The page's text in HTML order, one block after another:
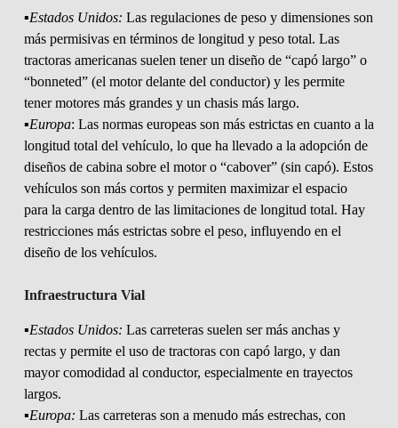
▪️Estados Unidos: Las regulaciones de peso y dimensiones son
más permisivas en términos de longitud y peso total. Las
tractoras americanas suelen tener un diseño de “capó largo” o
“bonneted” (el motor delante del conductor) y les permite
tener motores más grandes y un chasis más largo.
▪️Europa: Las normas europeas son más estrictas en cuanto a la
longitud total del vehículo, lo que ha llevado a la adopción de
diseños de cabina sobre el motor o “cabover” (sin capó). Estos
vehículos son más cortos y permiten maximizar el espacio
para la carga dentro de las limitaciones de longitud total. Hay
restricciones más estrictas sobre el peso, influyendo en el
diseño de los vehículos.
Infraestructura Vial
▪️Estados Unidos: Las carreteras suelen ser más anchas y
rectas y permite el uso de tractoras con capó largo, y dan
mayor comodidad al conductor, especialmente en trayectos
largos.
▪️Europa: Las carreteras son a menudo más estrechas, con